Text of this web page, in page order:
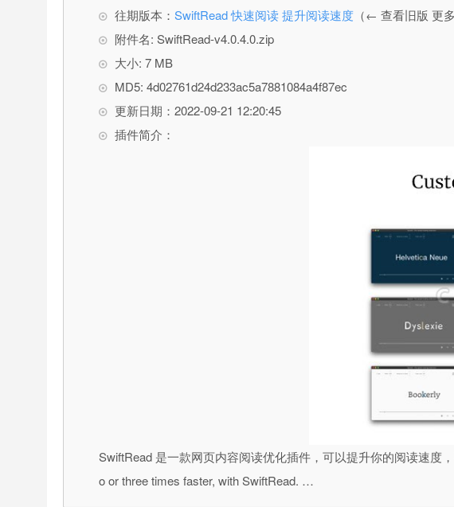
往期版本： SwiftRead 快速阅读 提升阅读速度 （← 查看旧版 更
附件名: SwiftRead-v4.0.4.0.zip
大小: 7 MB
MD5: 4d02761d24d233ac5a7881084a4f87ec
更新日期：2022-09-21 12:20:45
插件简介：
SwiftRead 是一款网页内容阅读优化插件，可以提升你的阅读速度
o or three times faster, with SwiftRead. …